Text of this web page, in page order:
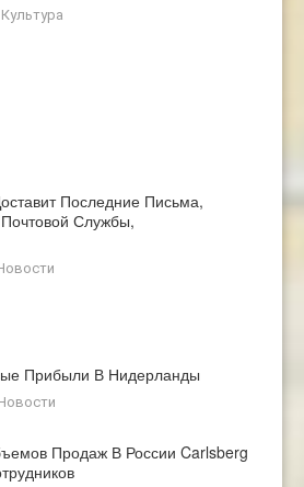
Культура
Последние Письма,
Службы,
Прибыли В Нидерланды
Продаж В России Carlsberg